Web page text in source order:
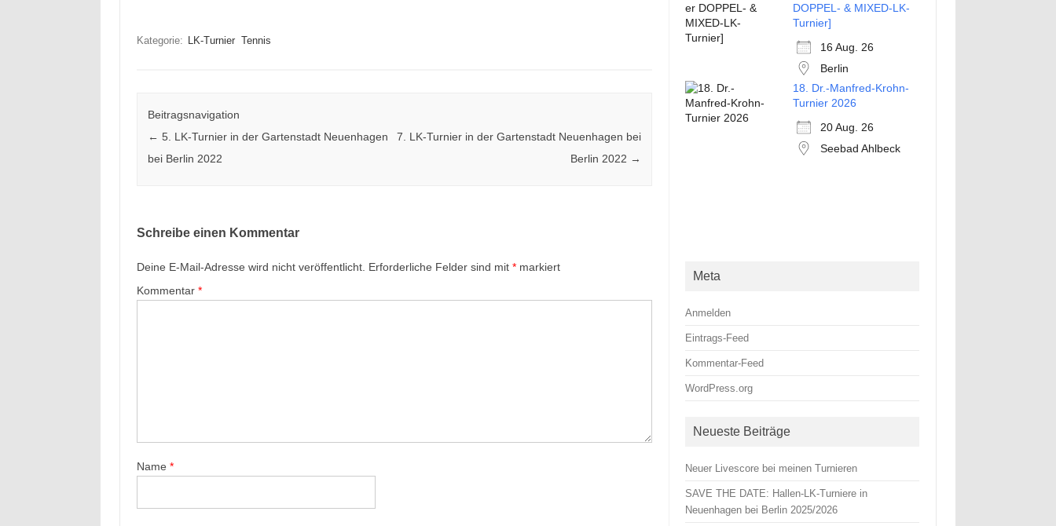
Kategorie: LK-Turnier Tennis
Beitragsnavigation
← 5. LK-Turnier in der Gartenstadt Neuenhagen
bei Berlin 2022
7. LK-Turnier in der Gartenstadt Neuenhagen bei
Berlin 2022 →
Schreibe einen Kommentar
Deine E-Mail-Adresse wird nicht veröffentlicht. Erforderliche Felder sind mit *markiert
Kommentar *
Name *
DOPPEL- & MIXED-LK-
Turnier]
16 Aug. 26
Berlin
18. Dr.-Manfred-Krohn-
Turnier 2026
20 Aug. 26
Seebad Ahlbeck
Meta
Anmelden
Eintrags-Feed
Kommentar-Feed
WordPress.org
Neueste Beiträge
Neuer Livescore bei meinen Turnieren
SAVE THE DATE: Hallen-LK-Turniere in
Neuenhagen bei Berlin 2025/2026